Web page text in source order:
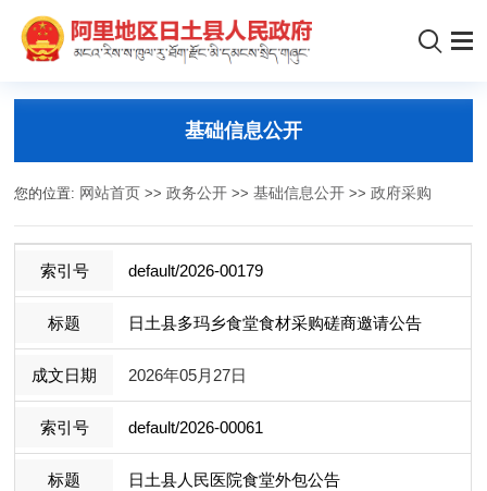
基础信息公开
您的位置: 网站首页 >>政务公开 >>基础信息公开 >>政府采购
default/2026-00179
日土县多玛乡食堂食材采购磋商邀请公告
2026年05月27日
default/2026-00061
日土县人民医院食堂外包公告